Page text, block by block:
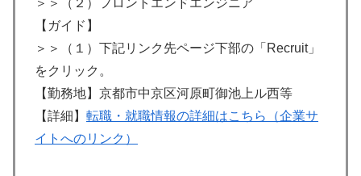
＞＞（２）フロントエンドエンジニア
【ガイド】
＞＞（１）下記リンク先ページ下部の「Recruit」
をクリック。
【勤務地】京都市中京区河原町御池上ル西等
【詳細】 転職・就職情報の詳細はこちら（企業サ
イトへのリンク）